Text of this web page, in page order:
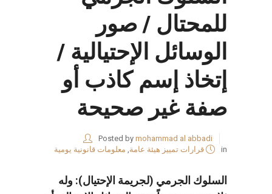
للمحتال / صور
الوسائل الإحتيالية /
إتخاذ إسم كاذب أو
صفة غير صحيحة
Posted by mohammad al abbadi
in
قرارات تمييز هيئة عامة, معلومات قانونية يومية
لسلوك الجرمي (لجريمة الإحتيال): وله